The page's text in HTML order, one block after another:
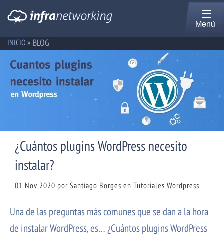
Menú
INICIO » BLOG
¿Cuántos plugins WordPress necesito
instalar?
01 Nov 2020 por Santiago Borges en Tutoriales Wordpress
Una de las preguntas más comunes que se dan a la hora
de instalar WordPress, es… ¿Cuántos plugins WordPress